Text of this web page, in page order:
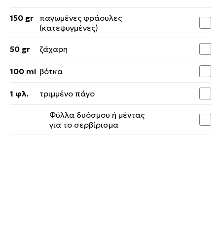
150 gr
παγωμένες φράουλες
(κατεψυγμένες)
50 gr ζάχαρη
100 ml βότκα
1 φλ. τριμμένο πάγο
Φύλλα δυόσμου ή μέντας
για το σερβίρισμα